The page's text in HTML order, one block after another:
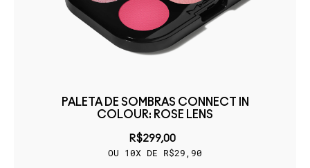
PALETA DE SOMBRAS CONNECT IN
COLOUR: ROSE LENS
R$299,00
OU 10X DE R$29,90